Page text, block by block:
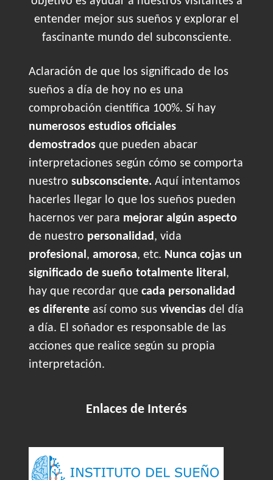
entender mejor sus sueños y explorar el
fascinante mundo del subconsciente.
Aclaración de que los significado de los
sueños a día de hoy no es una
comprobación científica 100%. Sí hay
numerosos estudios oficiales
demostrados que pueden abacar
interpretaciones según cómo se comporta
nuestro subsconsciente. Aquí intentamos
hacerles llegar lo que los sueños pueden
hacernos ver para mejorar algún aspecto
de nuestro personalidad, vida
profesional, amorosa, etc. Nunca cojas un
significado de sueño totalmente literal,
hay que recordar que cada personalidad
es diferente así como sus vivencias del día
a día. El soñador es responsable de las
acciones que realice según su propia
interpretación.
Enlaces de Interés